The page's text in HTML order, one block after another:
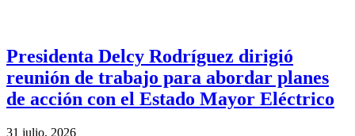
Presidenta Delcy Rodríguez dirigió
reunión de trabajo para abordar planes
de acción con el Estado Mayor Eléctrico
31 julio, 2026